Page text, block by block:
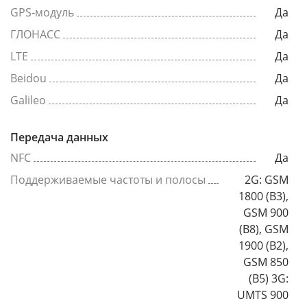
GPS-модуль
Да
ГЛОНАСС
Да
LTE
Да
Beidou
Да
Galileo
Да
Передача данных
NFC
Да
Поддерживаемые частоты и полосы
2G: GSM
1800 (B3),
GSM 900
(B8), GSM
1900 (B2),
GSM 850
(B5) 3G:
UMTS 900